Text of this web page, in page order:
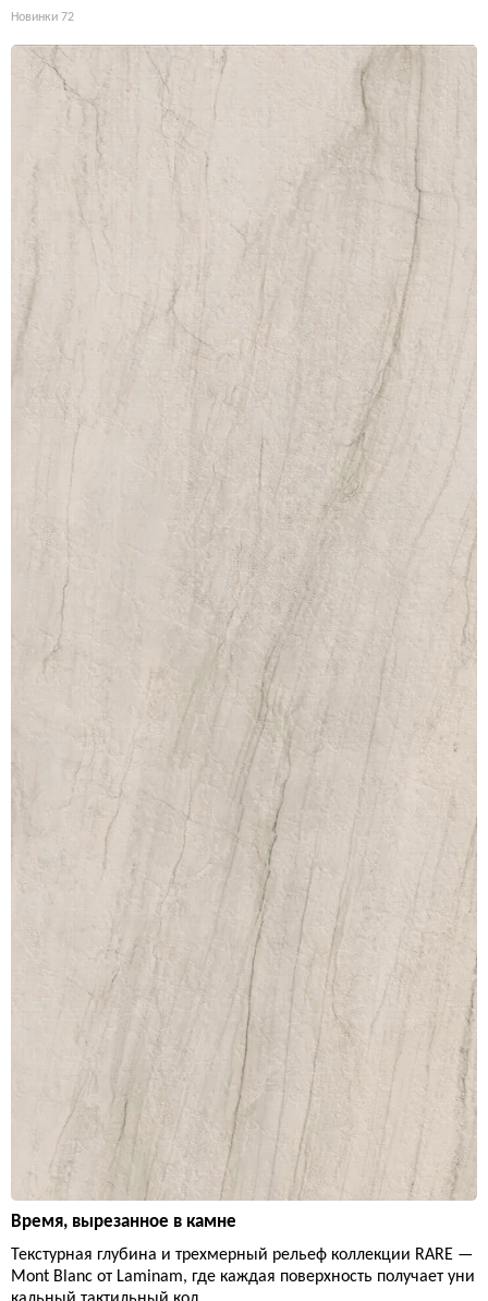
Новинки 72
Время, вырезанное в камне
Текстурная глубина и трехмерный рельеф коллекции RARE —
Mont Blanc от Laminam, где каждая поверхность получает уни